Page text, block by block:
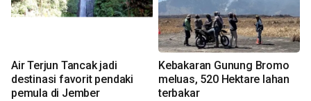
Air Terjun Tancak jadi
destinasi favorit pendaki
pemula di Jember
Kebakaran Gunung Bromo
meluas, 520 Hektare lahan
terbakar